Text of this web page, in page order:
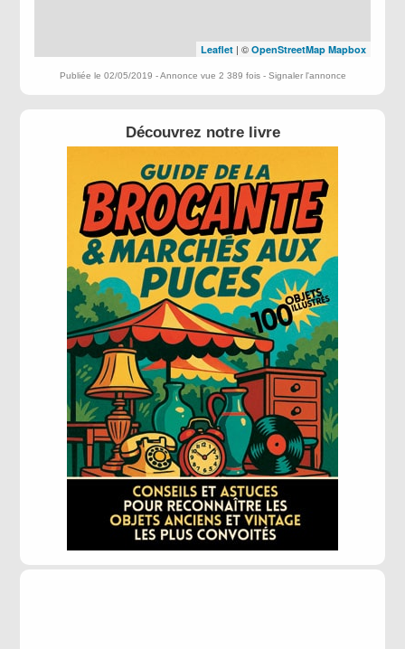
Leaflet| © OpenStreetMap Mapbox
Publiée le 02/05/2019 - Annonce vue 2 389 fois - Signaler l'annonce
Découvrez notre livre